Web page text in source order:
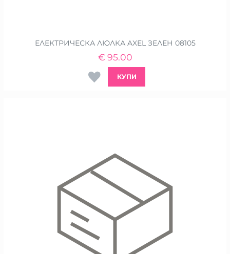
ЕЛЕКТРИЧЕСКА ЛЮЛКА AXEL ЗЕЛЕН 08105
95.00
€
КУПИ